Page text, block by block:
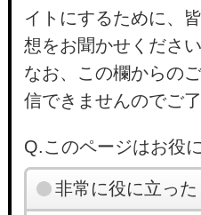
イトにするために、
想をお聞かせください
なお、この欄からの
信できませんのでご
Q.このページはお役
非常に役に立った